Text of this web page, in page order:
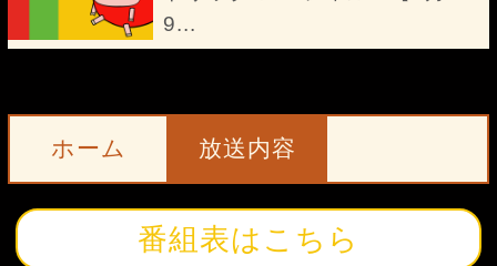
9...
ホーム 放送内容
番組表はこちら